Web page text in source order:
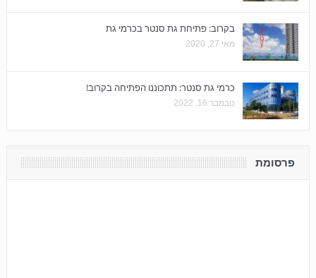
בקרוב: פתיחת גת סנטר בכרמי גת
מאי 27, 2020
כרמי גת סנטר: תתכוננו הפתיחה בקרוב!
נובמבר 16, 2022
פרסומת